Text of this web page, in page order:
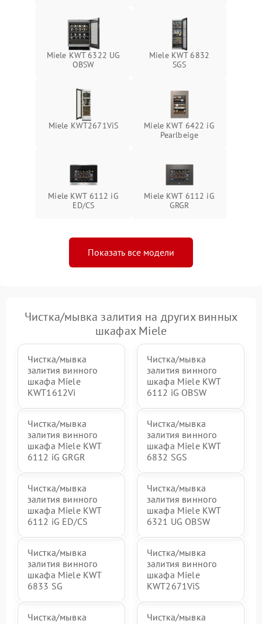
Miele KWT 6322 UG
OBSW
Miele KWT 6832
SGS
Miele KWT2671ViS
Miele KWT 6422 iG
Pearlbeige
Miele KWT 6112 iG
ED/CS
Miele KWT 6112 iG
GRGR
Показать все модели
Чистка/мывка залития на других винных
шкафах Miele
Чистка/мывка
залития винного
шкафа Miele
KWT1612Vi
Чистка/мывка
залития винного
шкафа Miele KWT
6112 iG OBSW
Чистка/мывка
залития винного
шкафа Miele KWT
6112 iG GRGR
Чистка/мывка
залития винного
шкафа Miele KWT
6832 SGS
Чистка/мывка
залития винного
шкафа Miele KWT
6112 iG ED/CS
Чистка/мывка
залития винного
шкафа Miele KWT
6321 UG OBSW
Чистка/мывка
залития винного
шкафа Miele KWT
6833 SG
Чистка/мывка
залития винного
шкафа Miele
KWT2671ViS
Чистка/мывка
Чистка/мывка